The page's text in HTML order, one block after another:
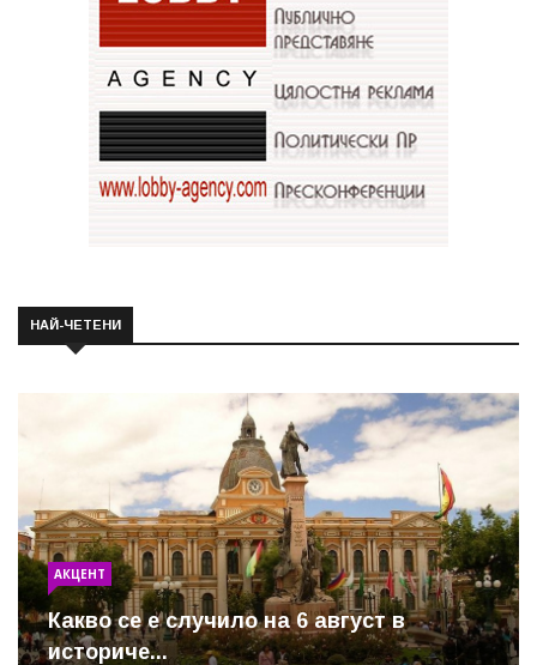
НАЙ-ЧЕТЕНИ
АКЦЕНТ
Какво се е случило на 6 август в
историче...